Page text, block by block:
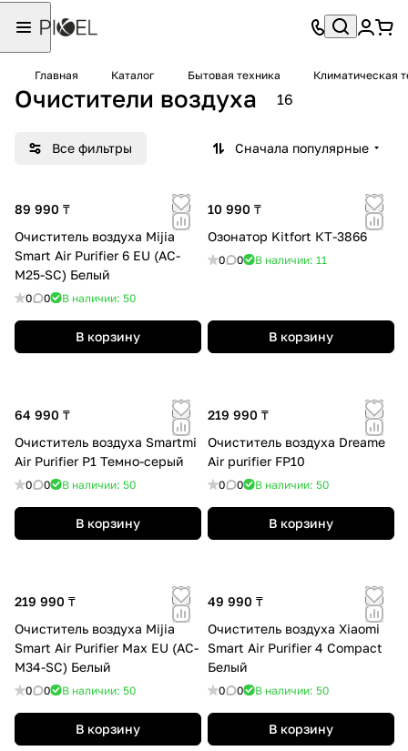
Главная Каталог Бытовая техника Климатическая
Очистители воздуха 16
Все фильтры Сначала популярные
89 990 ₸
Очиститель воздуха Mijia
Smart Air Purifier 6 EU (AC-
M25-SC) Белый
0 0 В наличии: 50
В корзину
10 990 ₸
Озонатор Kitfort КТ-3866
0 0 В наличии: 11
В корзину
64 990 ₸
Очиститель воздуха Smartmi
Air Purifier P1 Темно-серый
0 0 В наличии: 50
В корзину
219 990 ₸
Очиститель воздуха Dreame
Air purifier FP10
0 0 В наличии: 50
В корзину
219 990 ₸
Очиститель воздуха Mijia
Smart Air Purifier Max EU (AC-
M34-SC) Белый
0 0 В наличии: 50
В корзину
49 990 ₸
Очиститель воздуха Xiaomi
Smart Air Purifier 4 Compact
Белый
0 0 В наличии: 50
В корзину